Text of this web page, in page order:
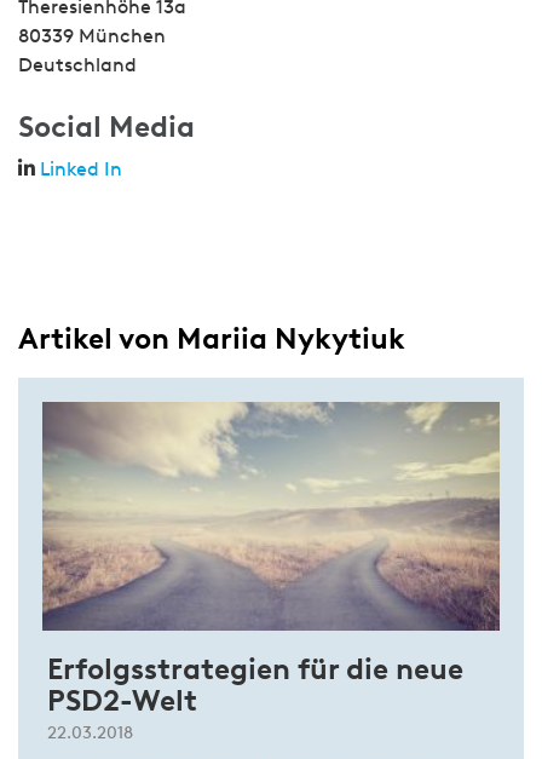
Theresienhöhe 13a
80339 München
Deutschland
Social Media
Linked In
Artikel von Mariia Nykytiuk
Erfolgsstrategien für die neue
PSD2-Welt
22.03.2018